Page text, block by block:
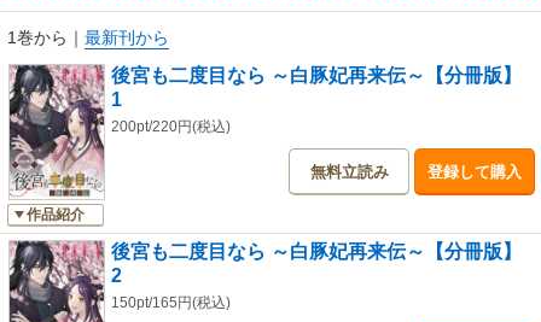
1巻から ｜ 最新刊から
作品紹介
後宮も二度目なら ～白豚妃再来伝～【分冊版】
1
200pt/220円(税込)
無料立読み 登録して購入
後宮も二度目なら ～白豚妃再来伝～【分冊版】
2
150pt/165円(税込)